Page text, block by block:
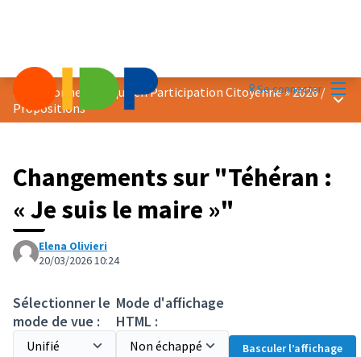
Se connecter
Prix « Bonne Pratique en Participation Citoyenne » 2026 /
Propositions
Changements sur "Téhéran :
« Je suis le maire »"
Elena Olivieri
20/03/2026 10:24
Sélectionner le
mode de vue :
Mode d'affichage
HTML :
Basculer l’affichage